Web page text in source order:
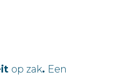
op zak. Een